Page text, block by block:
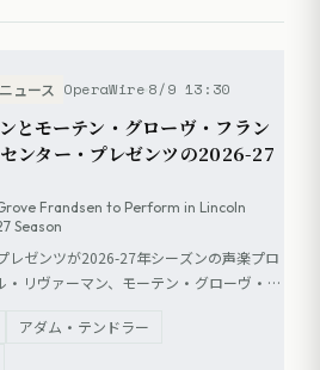
ニュース OperaWire 8/9 13:30
とモーテン・グローヴ・フラン
ンター・プレゼンツの2026-27
Frandsen to Perform in Lincoln
Season
レゼンツが2026-27年シーズンの声楽プロ
・リヴァーマン、モーテン・グローヴ・フ
アダム・テンドラー